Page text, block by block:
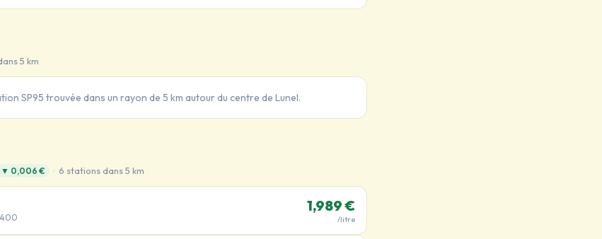
5 km
SP95 trouvée dans un rayon de 5 km autour du centre de Lunel.
▼ 0,006 € · 6 stations dans 5 km
1,989 €
/litre